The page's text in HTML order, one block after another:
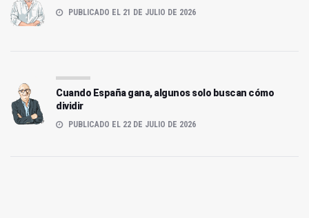
PUBLICADO EL 21 DE JULIO DE 2026
Cuando España gana, algunos solo buscan cómo
dividir
PUBLICADO EL 22 DE JULIO DE 2026